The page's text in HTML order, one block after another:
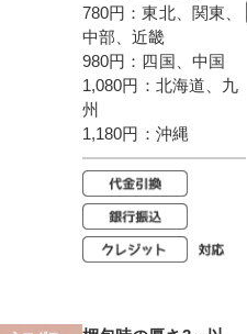
780円：東北、関東、
中部、近畿
980円：四国、中国
1,080円：北海道、九
州
1,180円：沖縄